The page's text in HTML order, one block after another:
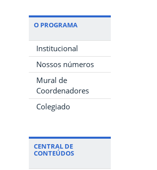
O PROGRAMA
Institucional
Nossos números
Mural de
Coordenadores
Colegiado
CENTRAL DE
CONTEÚDOS